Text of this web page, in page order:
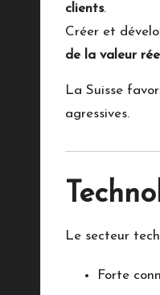
clients.
Créer et
de la valeur
La Suisse
agressives.
Le secteur
Forte